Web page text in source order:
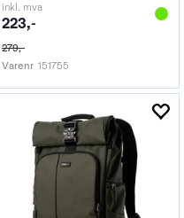
inkl. mva
223,-
279,-
Varenr 151755